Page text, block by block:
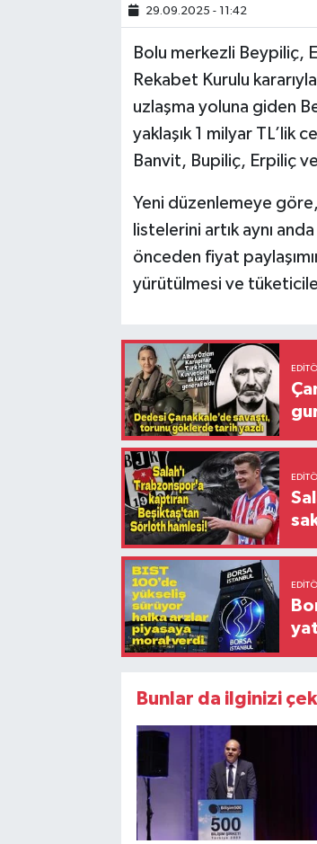
29.09.2025 - 11:42
Bolu merkezli Beypiliç,
Rekabet Kurulu
uzlaşma yoluna giden
yaklaşık 1 milyar TL’lik
Banvit, Bupiliç, Erpiliç
Yeni düzenlemeye
listelerini artık aynı
önceden fiyat
yürütülmesi ve
Bunlar da ilginizi